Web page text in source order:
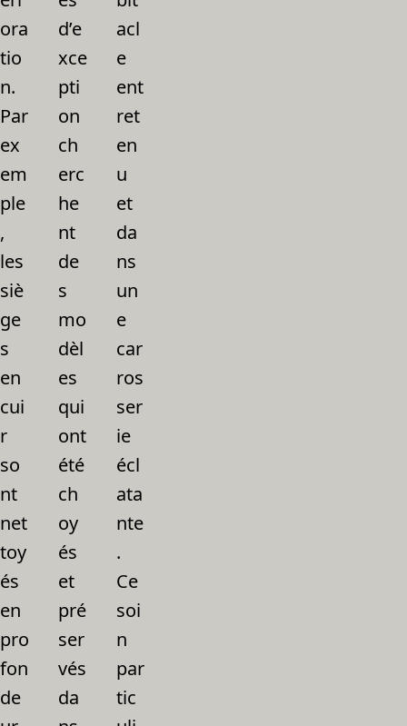
ora
tio
n.
Par
ex
em
ple
,
les
siè
ge
s
en
cui
r
so
nt
net
toy
és
en
pro
fon
de
d’e
xce
pti
on
ch
erc
he
nt
de
s
mo
dèl
es
qui
ont
été
ch
oy
és
et
pré
ser
vés
da
acl
e
ent
ret
en
u
et
da
ns
un
e
car
ros
ser
ie
écl
ata
nte
.
Ce
soi
n
par
tic